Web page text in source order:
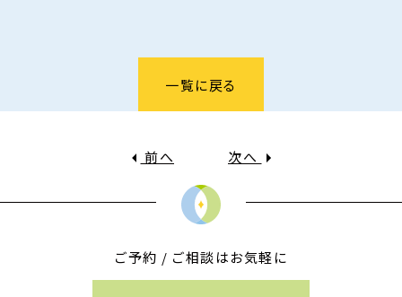
一覧に戻る
前へ 次へ
ご予約 / ご相談はお気軽に